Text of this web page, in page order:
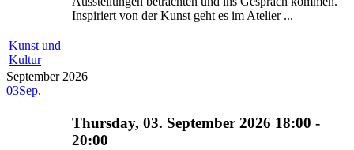
Inspiriert von der Kunst geht es im Atelier ...
Kunst und
Kultur
September 2026
03Sep.
Thursday, 03. September 2026 18:00 -
20:00